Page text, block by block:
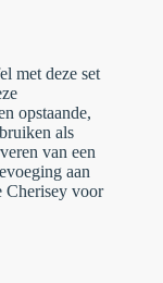
met deze set
opstaande,
als
van een
aan
Cherisey voor